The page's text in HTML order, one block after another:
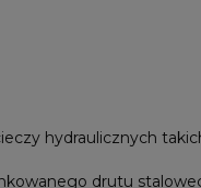
hydraulicznych
drutu